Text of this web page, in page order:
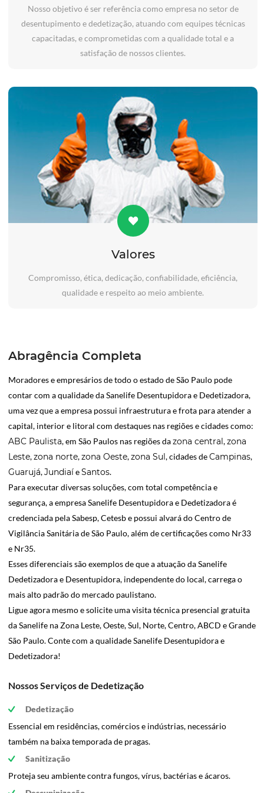
Nosso objetivo é ser referência como empresa no setor de
desentupimento e dedetização, atuando com equipes técnicas
capacitadas, e comprometidas com a qualidade total e a
satisfação de nossos clientes.
Valores
Compromisso, ética, dedicação, confiabilidade, eficiência,
qualidade e respeito ao meio ambiente.
Abragência Completa
Moradores e empresários de todo o estado de São Paulo pode
contar com a qualidade da Sanelife Desentupidora e Dedetizadora,
uma vez que a empresa possui infraestrutura e frota para atender a
capital, interior e litoral com destaques nas regiões e cidades como:
ABC Paulista, em São Paulos nas regiões dazona central ,zona
Leste,zona norte,zona Oeste,zona Sul , cidades deCampinas,
Guarujá,JundiaíeSantos.
Para executar diversas soluções, com total competência e
segurança, a empresa Sanelife Desentupidora e Dedetizadora é
credenciada pela Sabesp, Cetesb e possui alvará do Centro de
Vigilância Sanitária de São Paulo, além de certificações como Nr33
e Nr35.
Esses diferenciais são exemplos de que a atuação da Sanelife
Dedetizadora e Desentupidora, independente do local, carrega o
mais alto padrão do mercado paulistano.
Ligue agora mesmo e solicite uma visita técnica presencial gratuita
da Sanelife na Zona Leste, Oeste, Sul, Norte, Centro, ABCD e Grande
São Paulo. Conte com a qualidade Sanelife Desentupidora e
Dedetizadora!
Nossos Serviços de Dedetização
Dedetização
Essencial em residências, comércios e indústrias, necessário
também na baixa temporada de pragas.
Sanitização
Proteja seu ambiente contra fungos, vírus, bactérias e ácaros.